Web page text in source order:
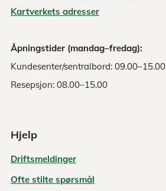
Kartverkets adresser
Åpningstider (mandag–fredag):
Kundesenter/sentralbord: 09.00–15.00
Resepsjon: 08.00–15.00
Hjelp
Driftsmeldinger
Ofte stilte spørsmål